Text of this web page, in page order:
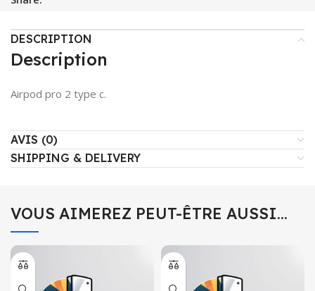
DESCRIPTION
Description
Airpod pro 2 type c.
AVIS (0)
SHIPPING & DELIVERY
VOUS AIMEREZ PEUT-ÊTRE AUSSI…